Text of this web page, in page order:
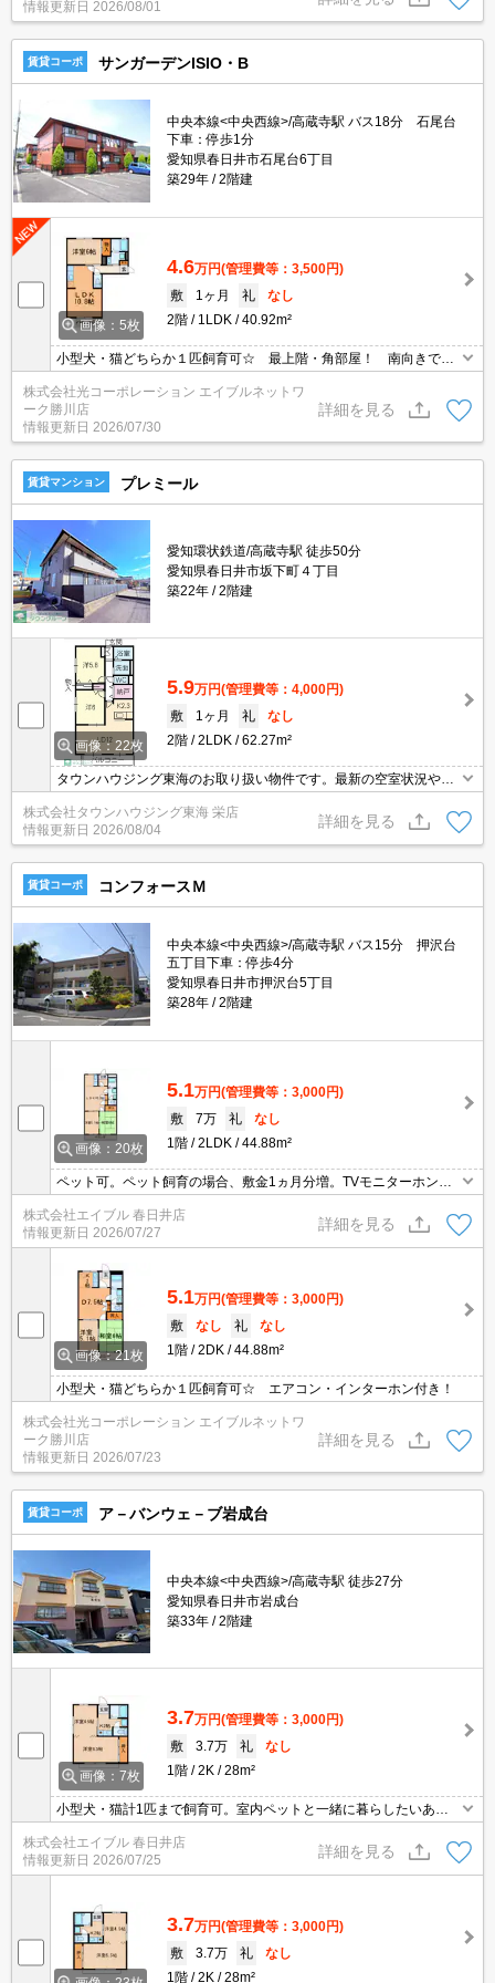
情報更新日 2026/08/01
賃貸コーポ サンガーデンISIO・B
中央本線<中央西線>/高蔵寺駅 バス18分 石尾台
下車：停歩1分
愛知県春日井市石尾台6丁目
築29年
2階建
画像：5枚
4.6万円(管理費等：3,500円)
敷
1ヶ月 礼
なし
2階
1LDK 40.92m²
小型犬・猫どちらか１匹飼育可☆ 最上階・角部屋！ 南向きで日
当たり良好♪
株式会社光コーポレーション エイブルネットワ
ーク勝川店
情報更新日 2026/07/30
詳細を見る
賃貸マンション プレミール
愛知環状鉄道/高蔵寺駅 徒歩50分
愛知県春日井市坂下町４丁目
築22年
2階建
画像：22枚
5.9万円(管理費等：4,000円)
敷
1ヶ月 礼
なし
2階
2LDK 62.27m²
タウンハウジング東海のお取り扱い物件です。最新の空室状況やの
詳細などお気軽にお問い合わせ下さい。
株式会社タウンハウジング東海 栄店
情報更新日 2026/08/04
詳細を見る
賃貸コーポ コンフォースＭ
中央本線<中央西線>/高蔵寺駅 バス15分 押沢台
五丁目下車：停歩4分
愛知県春日井市押沢台5丁目
築28年
2階建
画像：20枚
5.1万円(管理費等：3,000円)
敷
7万 礼
なし
1階
2LDK 44.88m²
ペット可。ペット飼育の場合、敷金1ヵ月分増。TVモニターホン
有。追焚給湯。退去時、ルームクリーニング料金46,200円。退去時
の畳表替え実費。
株式会社エイブル 春日井店
情報更新日 2026/07/27
詳細を見る
画像：21枚
5.1万円(管理費等：3,000円)
敷
なし 礼
なし
1階
2DK 44.88m²
小型犬・猫どちらか１匹飼育可☆ エアコン・インターホン付き！
株式会社光コーポレーション エイブルネットワ
ーク勝川店
情報更新日 2026/07/23
詳細を見る
賃貸コーポ ア－バンウェ－ブ岩成台
中央本線<中央西線>/高蔵寺駅 徒歩27分
愛知県春日井市岩成台
築33年
2階建
画像：7枚
3.7万円(管理費等：3,000円)
敷
3.7万 礼
なし
1階
2K 28m²
小型犬・猫計1匹まで飼育可。室内ペットと一緒に暮らしたいあな
たへ。退去時、ルームクリーニング費用は実費でご負担願います。
1年未満の解約時、違約金1ヶ月分発生。
株式会社エイブル 春日井店
情報更新日 2026/07/25
詳細を見る
3.7万円(管理費等：3,000円)
敷
3.7万 礼
なし
1階
2K 28m²